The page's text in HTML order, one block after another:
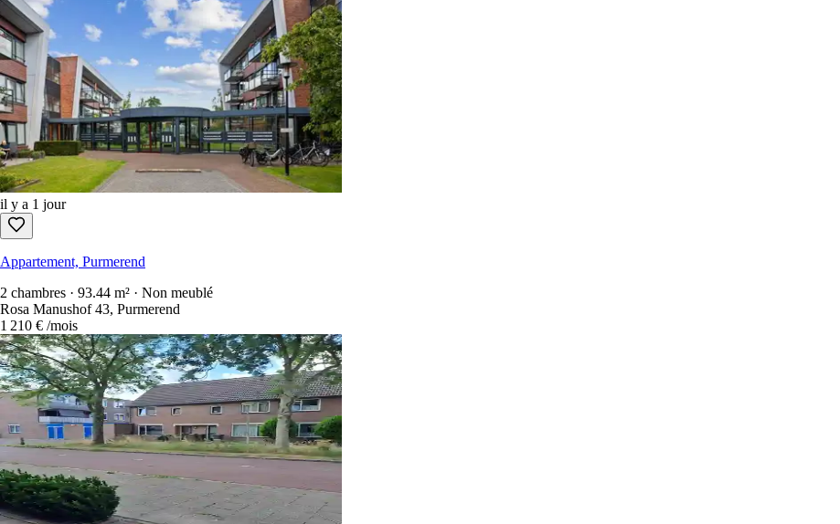
il y a 1 jour
Appartement, Purmerend
2 chambres · 64.55 m² · Non meublé
Lambertus Huisengastraat 134, Purmerend
675 €
/mois
il y a 1 jour
Appartement, Purmerend